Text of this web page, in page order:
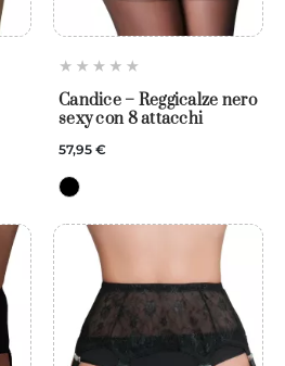
Candice – Reggicalze nero
sexy con 8 attacchi
57,95 €